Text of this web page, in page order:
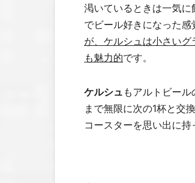
渇いているときは一気
でビール好きになった感
が、ケルシュは小さい
も魅力的です。
ケルシュ もアルトビー
まで無限に次の1杯と交
コースターを思い出に持